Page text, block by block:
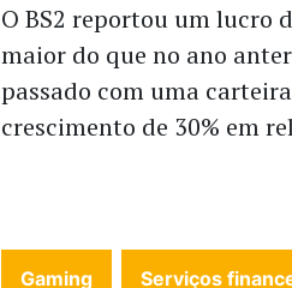
O BS2 reportou um lucro
maior do que no ano
passado com uma
crescimento de 30% em
Gaming Serviços